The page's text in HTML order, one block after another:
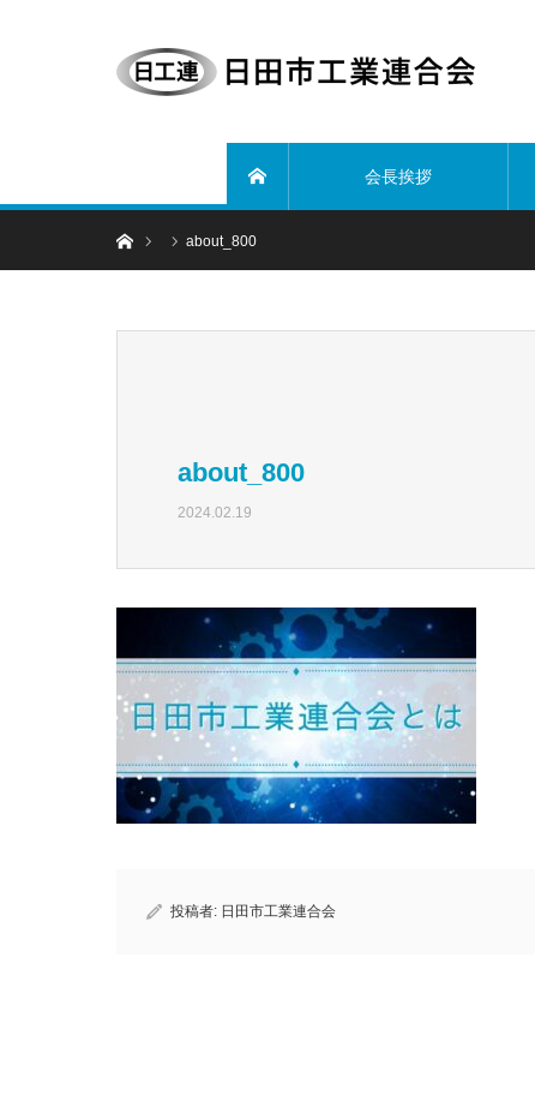
会長挨拶
ホーム about_800
about_800
2024.02.19
投稿者: 日田市工業連合会